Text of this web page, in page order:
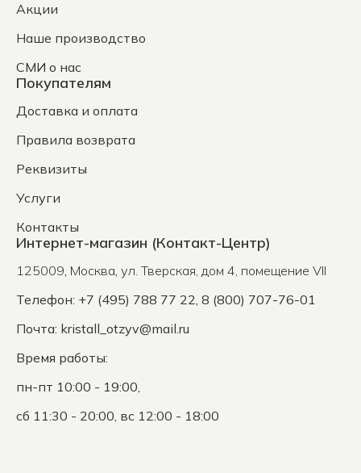
Акции
Наше производство
СМИ о нас
Покупателям
Доставка и оплата
Правила возврата
Реквизиты
Услуги
Контакты
Интернет-магазин (Контакт-Центр)
125009, Москва, ул. Тверская, дом 4, помещение VII
Телефон: +7 (495) 788 77 22, 8 (800) 707-76-01
Почта: kristall_otzyv@mail.ru
Время работы:
пн-пт 10:00 - 19:00,
сб 11:30 - 20:00, вс 12:00 - 18:00